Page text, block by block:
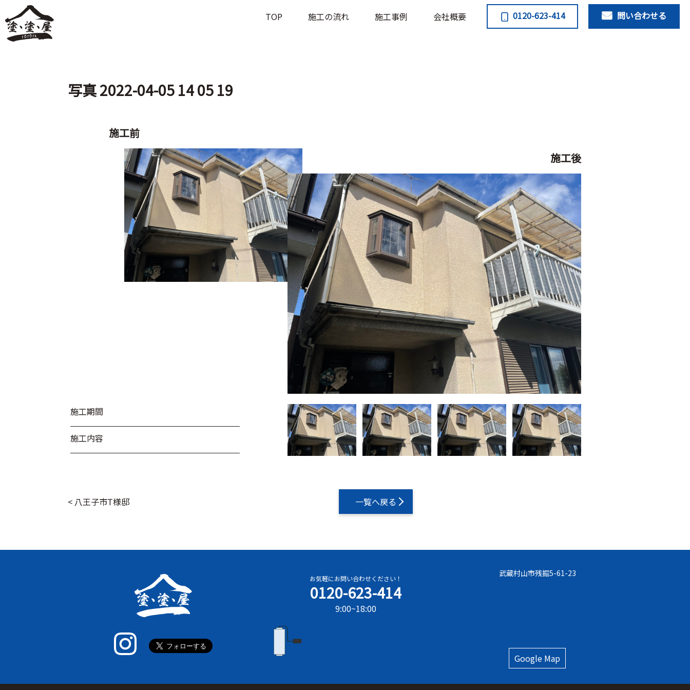
TOP 施⼯の流れ 施⼯事例 会社概要 0120-623-414 問い合わせる
写真 2022-04-05 14 05 19
施工前
施工後
施工期間
施工内容
< 八王子市T様邸 一覧へ戻る
お気軽にお問い合わせください！
0120-623-414
9:00~18:00
フォームで問い合わせる
武蔵村⼭市残掘5-61-23
Google Map